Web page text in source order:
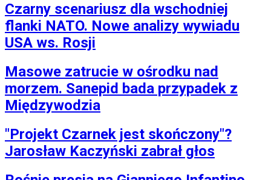
Nauka
Programy
Sprzęt
Muzyka
Koncerty
Recenzje
Zapowiedzi
Kultura
Aktualności
Sztuka
Teatr
Magia
Czarny scenariusz dla wschodniej
flanki NATO. Nowe analizy wywiadu
USA ws. Rosji
Masowe zatrucie w ośrodku nad
morzem. Sanepid bada przypadek z
Międzywodzia
"Projekt Czarnek jest skończony"?
Jarosław Kaczyński zabrał głos